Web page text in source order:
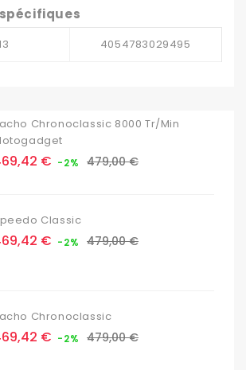
4054783029495
Chronoclassic 8000 Tr/min
€ -2% Prix
479,00 €
Classic
€ -2% Prix
479,00 €
Chronoclassic
€ -2% Prix
479,00 €